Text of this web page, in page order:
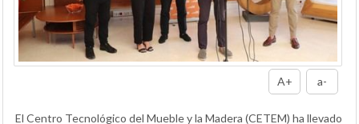
A+ a-
El Centro Tecnológico del Mueble y la Madera (CETEM) ha llevado